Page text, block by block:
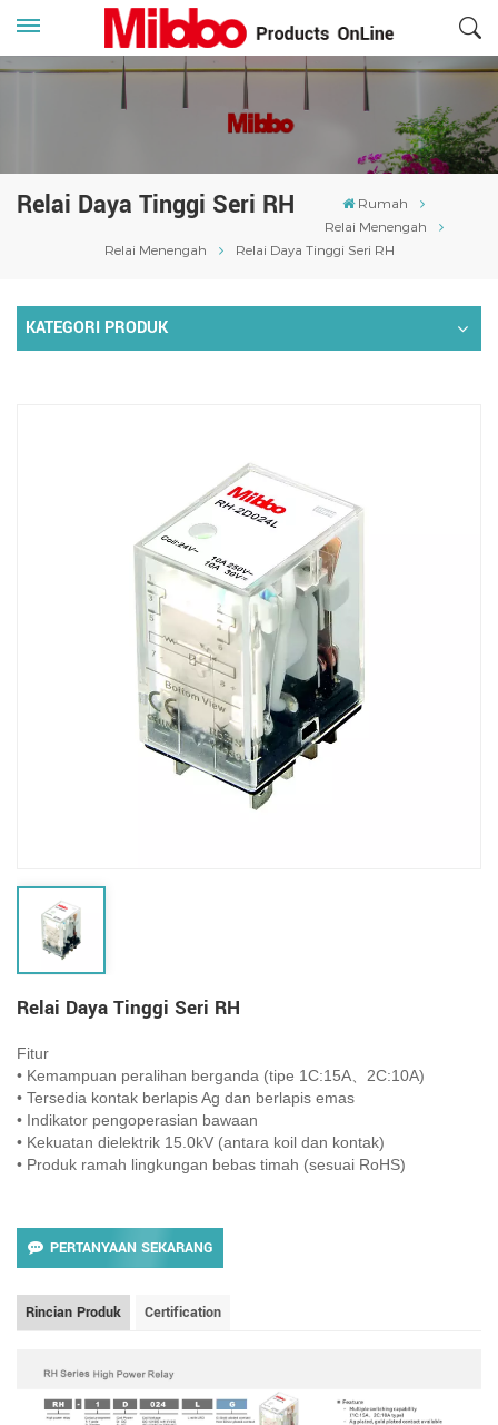
Relai Daya Tinggi Seri RH
Rumah
Relai Menengah
Relai Menengah
Relai Daya Tinggi Seri RH
KATEGORI PRODUK
Relai Daya Tinggi Seri RH
Fitur
• Kemampuan peralihan berganda (tipe 1C:15A、2C:10A)
• Tersedia kontak berlapis Ag dan berlapis emas
• Indikator pengoperasian bawaan
• Kekuatan dielektrik 15.0kV (antara koil dan kontak)
• Produk ramah lingkungan bebas timah (sesuai RoHS)
PERTANYAAN SEKARANG
Rincian Produk Certification